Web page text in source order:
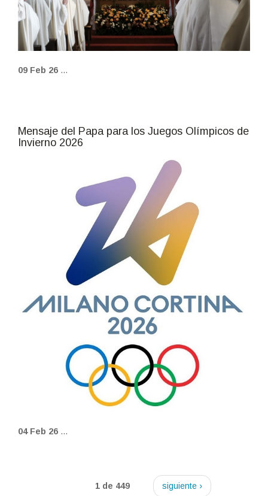
09 Feb 26 ...
Mensaje del Papa para los Juegos Olímpicos de
Invierno 2026
04 Feb 26 ...
1 de 449 siguiente ›